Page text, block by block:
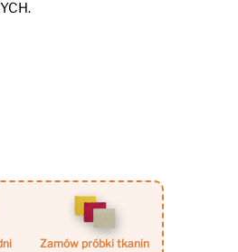
nowoczesnych
zamów próbki tkanin